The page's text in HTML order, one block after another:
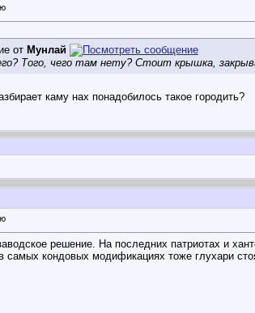
от Мунлай
Того, чего там нету? Стоит крышка,
каму нах понадобилось такое городить?
решение. На последних патриотах и
самых кондовых модификациях тоже глухари